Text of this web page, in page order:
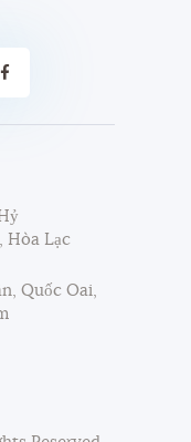
Hòa Lạc
Quốc Oai,